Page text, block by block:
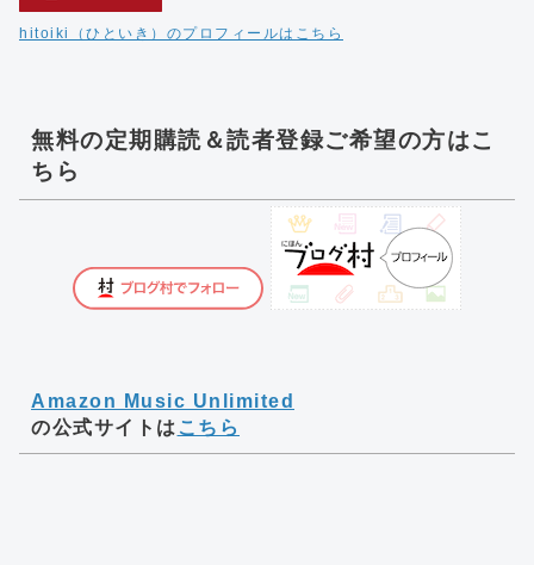
hitoiki（ひといき）のプロフィールはこちら
無料の定期購読＆読者登録ご希望の方はこ
ちら
Amazon Music Unlimited
の公式サイトは こちら